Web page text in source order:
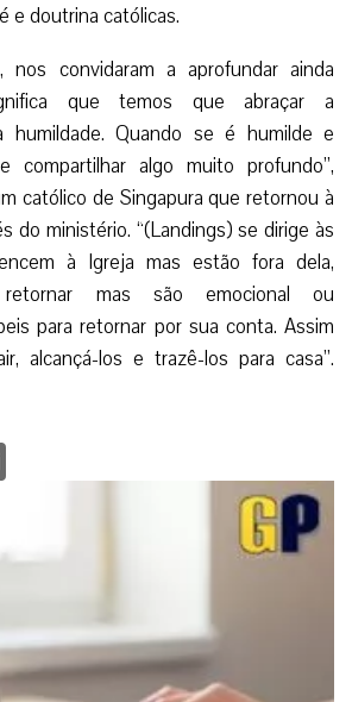
e doutrina católicas.
nos convidaram a aprofundar ainda
que temos que abraçar a
humildade. Quando se é humilde e
compartilhar algo muito profundo”,
católico de Singapura que retornou à
do ministério. “(Landings) se dirige às
à Igreja mas estão fora dela,
mas são emocional ou
para retornar por sua conta. Assim
alcançá-los e trazê-los para casa”.